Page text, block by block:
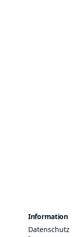
Information
Datenschutz